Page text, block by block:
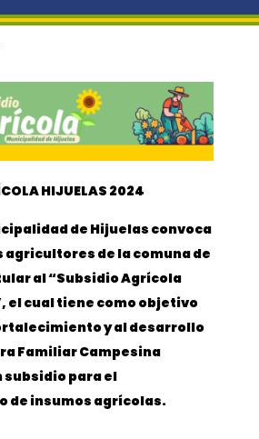
HIJUELAS 2024
de Hijuelas convoca
agricultores de la comuna de
al “Subsidio Agrícola
el cual tiene como objetivo
y al desarrollo
Familiar Campesina
subsidio para el
de insumos agrícolas.